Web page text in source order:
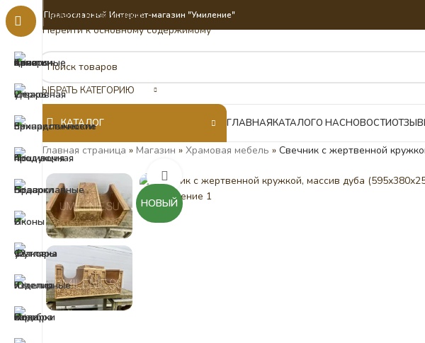
Перейти к навигации
Перейти к основному содержимому
Православный Интернет-магазин "Умиление"
ВЫБРАТЬ КАТЕГОРИЮ
КАТАЛОГ ГЛАВНАЯКАТАЛОГО НАСНОВОСТИ
Главная страница » Магазин » Храмовая мебель » Свечник с жертвенной
НОВЫЙ
Нажмите, чтобы увеличить